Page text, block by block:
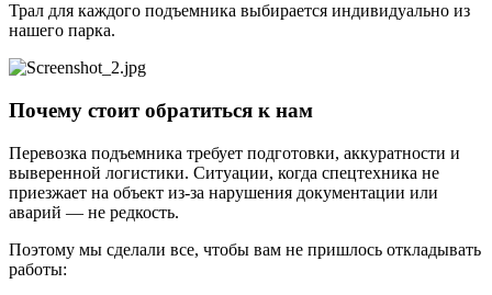
Трал для каждого подъемника выбирается индивидуально из
нашего парка.
Почему стоит обратиться к нам
Перевозка подъемника требует подготовки, аккуратности и
выверенной логистики. Ситуации, когда спецтехника не
приезжает на объект из-за нарушения документации или
аварий — не редкость.
Поэтому мы сделали все, чтобы вам не пришлось откладывать
работы: